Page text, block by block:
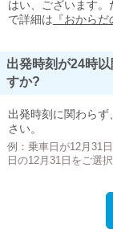
はい、ございます
で詳細は 『おから
出発時刻が24時
すか?
出発時刻に関わら
さい。
例：乗車日が12月31
日の12月31日をご選択